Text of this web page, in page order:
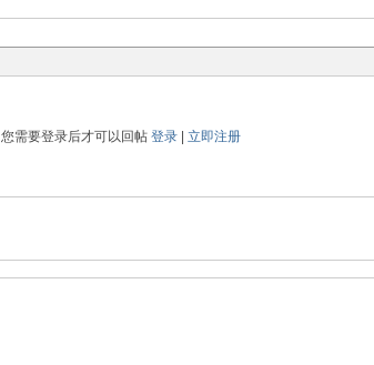
您需要登录后才可以回帖 登录| 立即注册